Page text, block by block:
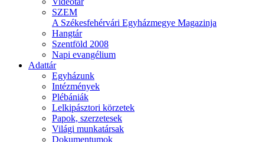
SZEM
A Székesfehérvári Egyházmegye Magazinja
Hangtár
Szentföld 2008
Napi evangélium
Adattár
Egyházunk
Intézmények
Plébániák
Lelkipásztori körzetek
Papok, szerzetesek
Világi munkatársak
Dokumentumok